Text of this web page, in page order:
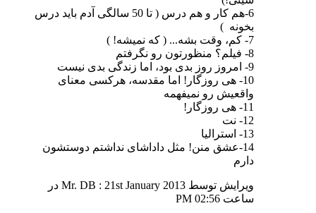
6-هم کار و هم درس ( تا 50 سالگی آدم باید درس
بخونه )
7- کم، وقت بشه... ( که نمیشه! )
8- فیلم؟ منظورتون رو نگرفتم
9- امروز روز بدی بود، اما زندگی بدی نیست
10- هی روزگار! اما مقدسه، هرکسی معنای
واقعیش رو نمیفهمه
11- هی روزگار!
12- نت
13- استرالیا
14-عشق منن! مثل داداشای نداشتم دوستشون
دارم
ویرایش توسط Mr. DB : 21st January 2013 در
ساعت 02:56 PM